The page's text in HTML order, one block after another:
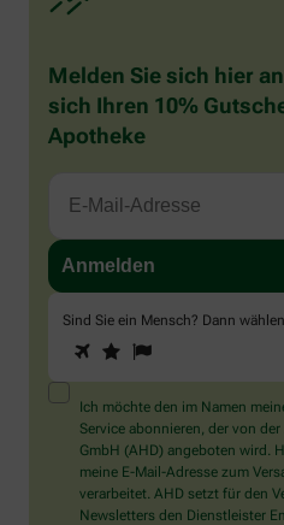
Melden Sie sich hier
sich Ihren 10%
Apotheke
Sind Sie ein Mensch? Dann
Sind
Sie
ein
Mensch?
Dann
wählen
Sie
bitte
den
1 2
Ich möchte den im Namen
Service abonnieren, der von
GmbH (AHD) angeboten wird.
meine E-Mail-Adresse zum
verarbeitet. AHD setzt für den
Newsletters den Dienstleister